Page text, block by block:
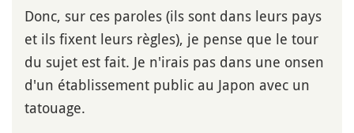
Donc, sur ces paroles (ils sont dans leurs pays
et ils fixent leurs règles), je pense que le tour
du sujet est fait. Je n'irais pas dans une onsen
d'un établissement public au Japon avec un
tatouage.